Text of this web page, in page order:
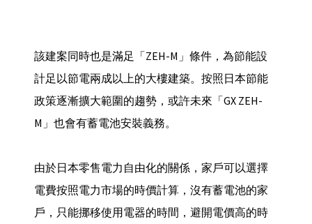
該建案同時也是滿足「ZEH-M」條件，為節能設
計足以節電兩成以上的大樓建築。按照日本節能
政策逐漸擴大範圍的趨勢，或許未來「GX ZEH-
M」也會有蓄電池安裝義務。
由於日本零售電力自由化的關係，家戶可以選擇
電費按照電力市場的時價計算，沒有蓄電池的家
戶，只能挪移使用電器的時間，避開電價高的時